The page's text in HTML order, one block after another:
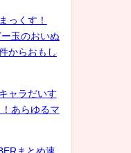
っくす！
玉のおいぬ
からおもし
ャラだいす
あらゆるマ